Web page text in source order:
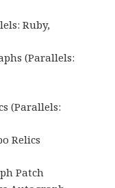
Ruby,
(Parallels:
(Parallels:
Relics
Patch